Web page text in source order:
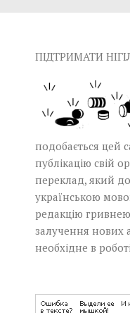
ПІДТРИМАТИ
подобається цей
публікацію свій
переклад, який
українською
редакцію
залучення нових
необхідне в